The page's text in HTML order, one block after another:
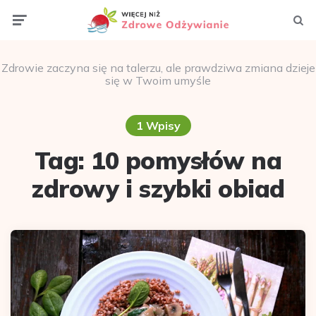
Zdrowie zaczyna się na talerzu, ale prawdziwa zmiana dzieje
się w Twoim umyśle
1 Wpisy
Tag: 10 pomysłów na
zdrowy i szybki obiad